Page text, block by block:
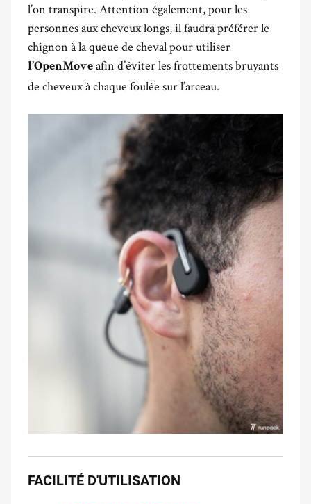
l’on transpire. Attention également, pour les
personnes aux cheveux longs, il faudra préférer le
chignon à la queue de cheval pour utiliser
l’OpenMove afin d’éviter les frottements bruyants
de cheveux à chaque foulée sur l’arceau.
FACILITÉ D'UTILISATION